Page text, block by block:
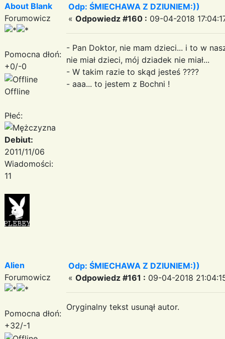
About Blank
Forumowicz
Pomocna dłoń:
+0/-0
Offline
Płeć:
Debiut:
2011/11/06
Wiadomości:
11
Odp: ŚMIECHAWA Z DZIUNIEM:))
« Odpowiedz #160 : 09-04-2018
- Pan Doktor, nie mam dzieci... i to w
nie miał dzieci, mój dziadek nie miał...
- W takim razie to skąd jesteś ????
- aaa... to jestem z Bochni !
Alien
Forumowicz
Pomocna dłoń:
+32/-1
Odp: ŚMIECHAWA Z DZIUNIEM:))
« Odpowiedz #161 : 09-04-2018
Oryginalny tekst usunął autor.